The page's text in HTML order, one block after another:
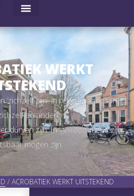
WERKT
‘zichzelf zijn’: in relaties aangaan,
en anderen.
durven zijn. In ‘gewoon‘ mens zijn:
mogen zijn.
/ ACROBATIEK WERKT UITSTEKEND